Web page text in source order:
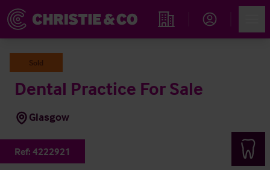
Immobiliensuche
Sold
Dental Practice For Sale
Glasgow
Ref: 4222921